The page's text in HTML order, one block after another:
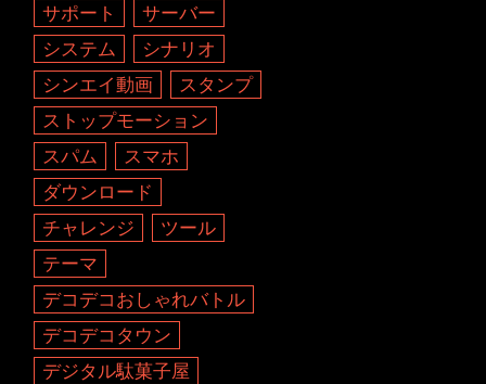
サポート
サーバー
システム
シナリオ
シンエイ動画
スタンプ
ストップモーション
スパム
スマホ
ダウンロード
チャレンジ
ツール
テーマ
デコデコおしゃれバトル
デコデコタウン
デジタル駄菓子屋